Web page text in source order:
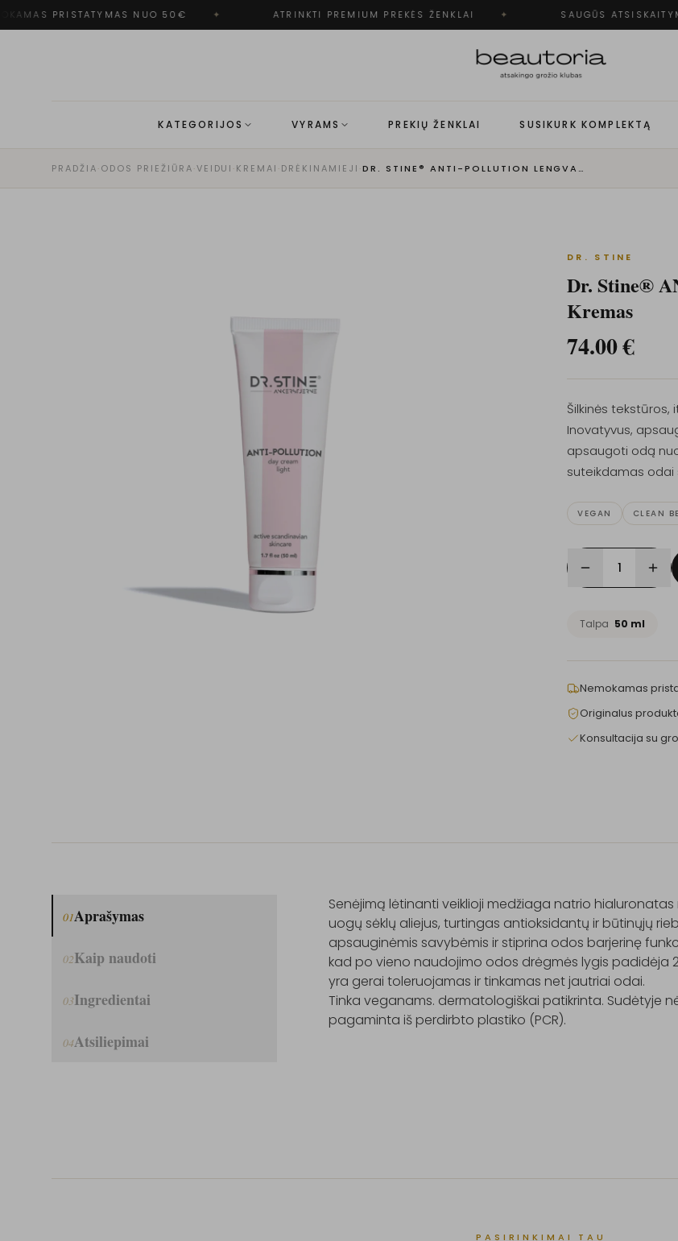
PRISTATYMAS NUO 50€ ATRINKTI PREMIUM PREKĖS ŽENKLAI SAUGŪS
KATEGORIJOS VYRAMS PREKIŲ ŽENKLAI SUSIKURK KOMPLEKTĄ
PRADŽIA·ODOS PRIEŽIŪRA·VEIDUI ·KREMAI ·DRĖKINAMIEJI · DR. STINE® ANTI-POLLUTION LENGVAS DIENINIS KREMAS
DR. STINE
Dr. Stine®
Kremas
74.00€
Šilkinės tekstūros,
Inovatyvus,
apsaugoti odą
suteikdamas odai
VEGAN CLEAN
1
Talpa 50 ml
Nemokamas
Originalus
Konsultacija su
01Aprašymas
02Kaip naudoti
03Ingredientai
04Atsiliepimai
Senėjimą lėtinanti veiklioji medžiaga natrio hialuronatas
uogų sėklų aliejus, turtingas antioksidantų ir būtinųjų
apsauginėmis savybėmis ir stiprina odos barjerinę
kad po vieno naudojimo odos drėgmės lygis padidėja
yra gerai toleruojamas ir tinkamas net jautriai odai.
Tinka veganams. dermatologiškai patikrinta. Sudėtyje
pagaminta iš perdirbto plastiko (PCR).
PASIRINKIMAI TAU